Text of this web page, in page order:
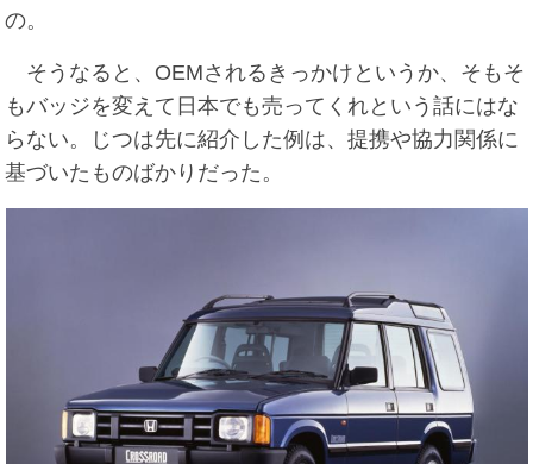
の。
そうなると、OEMされるきっかけというか、そもそ
もバッジを変えて日本でも売ってくれという話にはな
らない。じつは先に紹介した例は、提携や協力関係に
基づいたものばかりだった。